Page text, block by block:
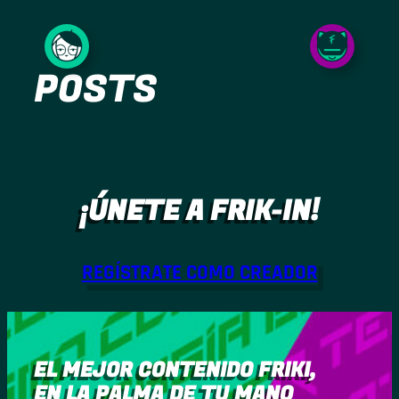
contenido
POSTS
¡ÚNETE A FRIK-IN!
REGÍSTRATE COMO CREADOR
EL MEJOR CONTENIDO FRIKI,